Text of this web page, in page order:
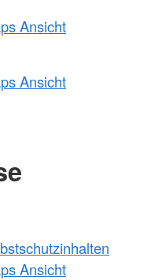
Ansicht
Ansicht
Ansicht